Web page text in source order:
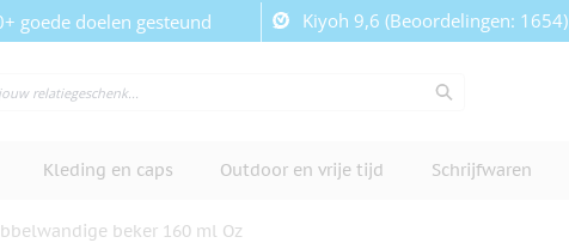
goede doelen gesteund Kiyoh 9,6 (Beoordelingen: 1654)
Kleding en caps Outdoor en vrije tijd Schrijfwaren
beker 160 ml Oz